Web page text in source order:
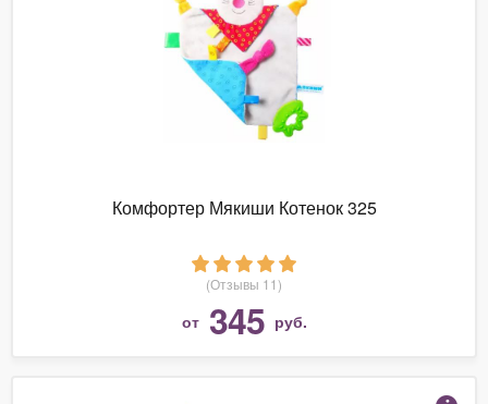
Комфортер Мякиши Котенок 325
(Отзывы 11)
от 345 руб.